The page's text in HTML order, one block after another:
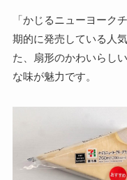
「かじるニューヨーク
期的に発売している人
た、扇形のかわいらし
な味が魅力です。